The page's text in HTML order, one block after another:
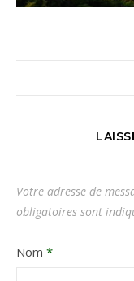
Votre adresse de
obligatoires sont
Nom *